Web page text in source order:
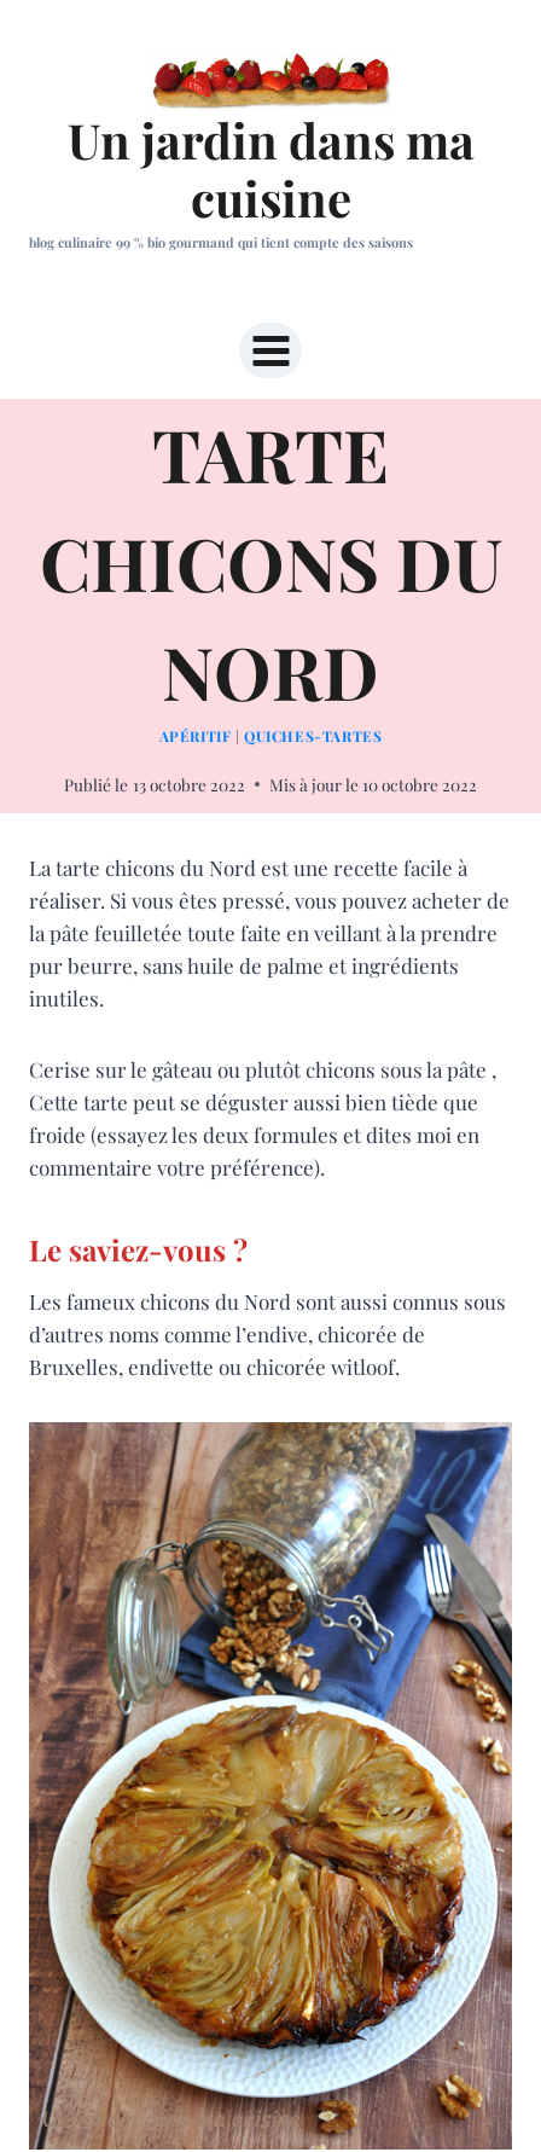
Un jardin dans ma
cuisine
blog culinaire 99 % bio gourmand qui tient compte des saisons
TARTE
CHICONS DU
NORD
APÉRITIF |QUICHES-TARTES
Publié le 13 octobre 2022 Mis à jour le 10 octobre 2022
La tarte chicons du Nord est une recette facile à
réaliser. Si vous êtes pressé, vous pouvez acheter de
la pâte feuilletée toute faite en veillant à la prendre
pur beurre, sans huile de palme et ingrédients
inutiles.
Cerise sur le gâteau ou plutôt chicons sous la pâte ,
Cette tarte peut se déguster aussi bien tiède que
froide (essayez les deux formules et dites moi en
commentaire votre préférence).
Le saviez-vous ?
Les fameux chicons du Nord sont aussi connus sous
d’autres noms comme l’endive, chicorée de
Bruxelles, endivette ou chicorée witloof.